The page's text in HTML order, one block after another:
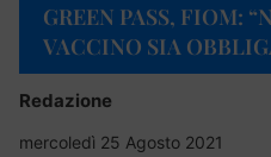
GREEN PASS, FIOM:
VACCINO SIA
Redazione
mercoledì 25 Agosto 2021